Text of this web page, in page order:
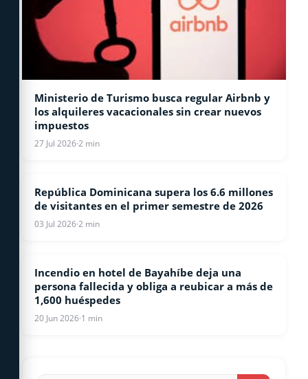
Ministerio de Turismo busca regular Airbnb y
los alquileres vacacionales sin crear nuevos
impuestos
27 Jul 2026·2 min
TURISMO
República Dominicana supera los 6.6 millones
de visitantes en el primer semestre de 2026
03 Jul 2026·2 min
BAYAHIBE
Incendio en hotel de Bayahíbe deja una
persona fallecida y obliga a reubicar a más de
1,600 huéspedes
20 Jun 2026·1 min